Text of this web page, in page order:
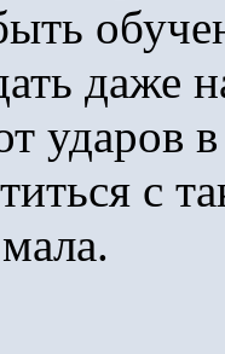
даже
ударов
с